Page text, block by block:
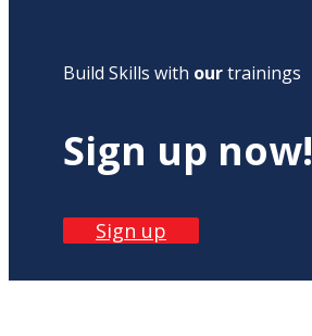
Build Skills with ourtrainings
Sign up now!
Sign up